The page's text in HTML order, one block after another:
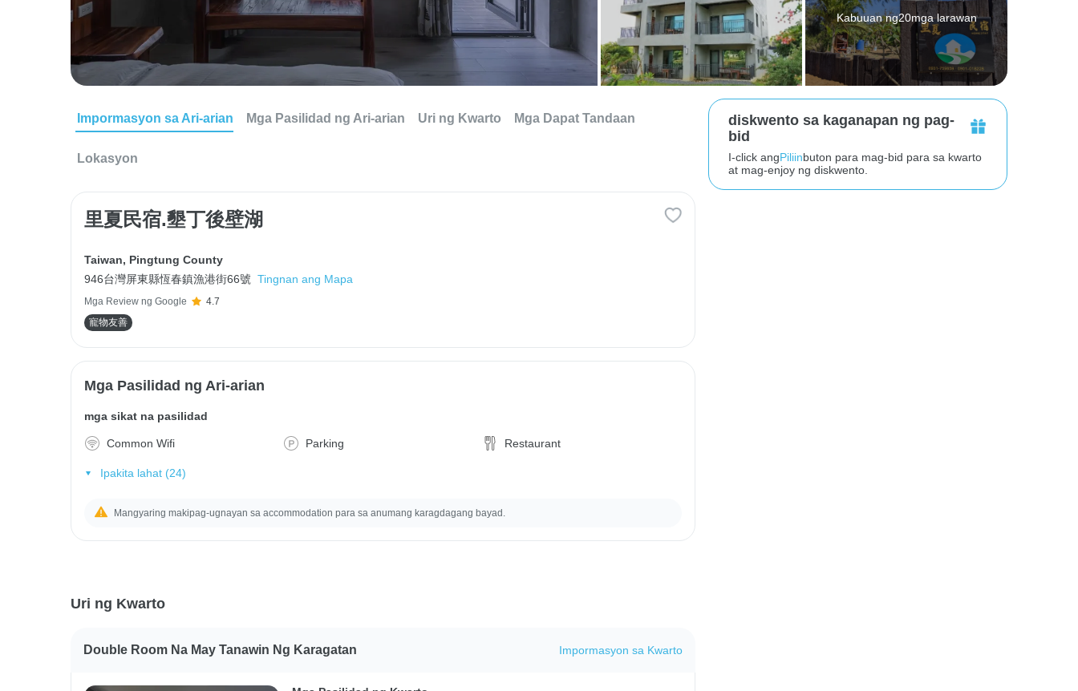
Kabuuan ng20mga larawan
Impormasyon sa Ari-arian Mga Pasilidad ng Ari-arian Uri ng Kwarto Mga Dapat Tandaan
Lokasyon
里夏民宿.墾丁後壁湖
Taiwan, Pingtung County
946台灣屏東縣恆春鎮漁港街66號 Tingnan ang Mapa
Mga Review ng Google
4.7
寵物友善
Mga Pasilidad ng Ari-arian
mga sikat na pasilidad
Common Wifi Parking Restaurant
Ipakita lahat (24)
Mangyaring makipag-ugnayan sa accommodation para sa anumang karagdagang bayad.
Uri ng Kwarto
Double Room Na May Tanawin Ng Karagatan Impormasyon sa Kwarto
diskwento sa kaganapan ng pag-
bid
I-click angPiliinbuton para mag-bid para sa kwarto
at mag-enjoy ng diskwento.